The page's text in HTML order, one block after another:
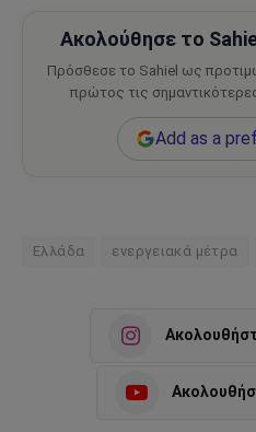
Ακολούθησε το
Πρόσθεσε το Sahiel ως
πρώτος τις
Add as a
Ελλάδα ενεργειακά μέτρα